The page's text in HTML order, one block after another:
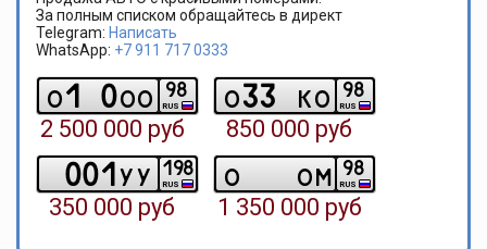
За полным списком обращайтесь в директ
Telegram: Написать
WhatsApp: ‪+7 911 717 0333
o1 0oo RUS
98
2 500 000 руб
o33 ko RUS
98
850 000 руб
001yy RUS
198
350 000 руб
o om RUS
98
1 350 000 руб